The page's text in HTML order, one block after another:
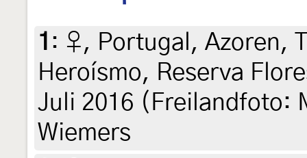
1 : ♀, Portugal, Azoren,
Heroísmo, Reserva
Juli 2016 (Freilandfoto:
Wiemers